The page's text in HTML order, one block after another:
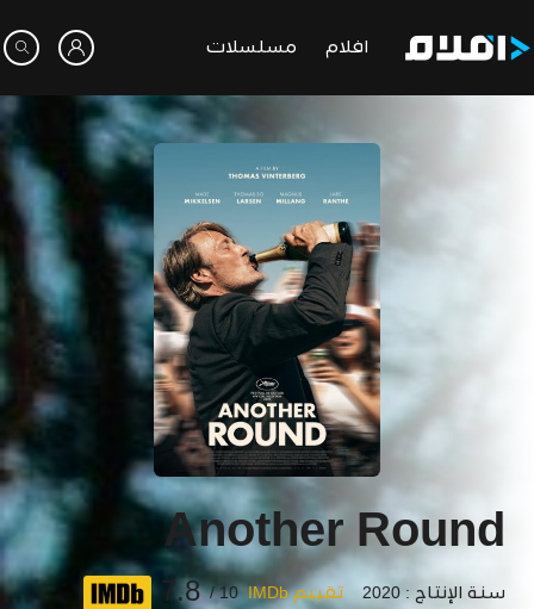
افلام مسلسلات
Another Round
سنة الإنتاج : 2020 تقييم IMDb 10 /
7.8